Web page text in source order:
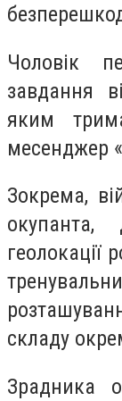
Чоловік
завдання
яким
месенджер
Зокрема,
окупанта,
геолокації
складу
Зрадника